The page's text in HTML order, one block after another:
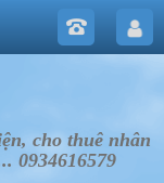
cho thuê nhân
0934616579